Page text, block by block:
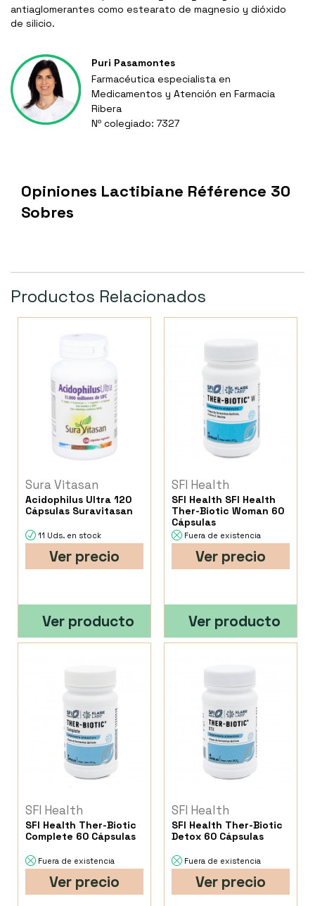
antiaglomerantes como estearato de magnesio y dióxido
de silicio.
Puri Pasamontes
Farmacéutica especialista en
Medicamentos y Atención en Farmacia
Ribera
Nº colegiado: 7327
Opiniones Lactibiane Référence 30
Sobres
Productos Relacionados
Sura Vitasan
Acidophilus Ultra 120
Cápsulas Suravitasan
11 Uds. en stock
Ver precio
Ver producto
SFI Health
SFI Health SFI Health
Ther-Biotic Woman 60
Cápsulas
Fuera de existencia
Ver precio
Ver producto
SFI Health
SFI Health Ther-Biotic
Complete 60 Cápsulas
Fuera de existencia
Ver precio
SFI Health
SFI Health Ther-Biotic
Detox 60 Cápsulas
Fuera de existencia
Ver precio